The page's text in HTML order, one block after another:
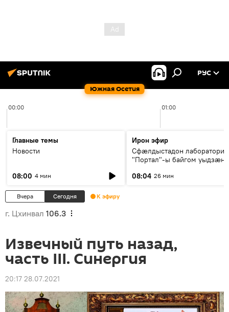
Южная Осетия
РУС
00:00 01:00
Главные темы
Новости
08:00 4 мин
Ирон эфир
Сфæлдыстадон лаборатори
"Портал"-ы байгом уыдзæн
Æхсары куыстыты равдыст
08:04 26 мин
Вчера Сегодня К эфиру
г. Цхинвал 106.3
Извечный путь назад,
часть III. Синергия
20:17 28.07.2021